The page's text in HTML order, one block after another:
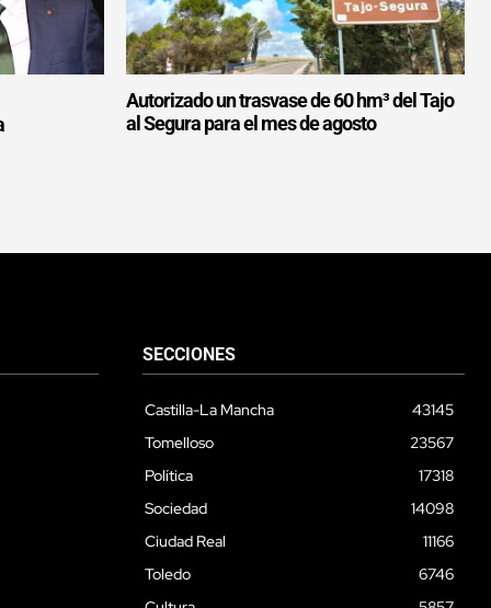
Autorizado un trasvase de 60 hm³ del Tajo
al Segura para el mes de agosto
SECCIONES
Castilla-La Mancha
43145
Tomelloso
23567
Política
17318
Sociedad
14098
Ciudad Real
11166
Toledo
6746